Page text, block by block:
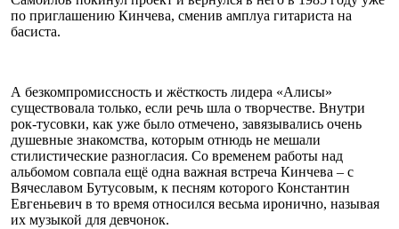
по приглашению Кинчева, сменив амплуа гитариста на
басиста.
А безкомпромиссность и жёсткость лидера «Алисы»
существовала только, если речь шла о творчестве. Внутри
рок-тусовки, как уже было отмечено, завязывались очень
душевные знакомства, которым отнюдь не мешали
стилистические разногласия. Со временем работы над
альбомом совпала ещё одна важная встреча Кинчева – с
Вячеславом Бутусовым, к песням которого Константин
Евгеньевич в то время относился весьма иронично, называя
их музыкой для девчонок.